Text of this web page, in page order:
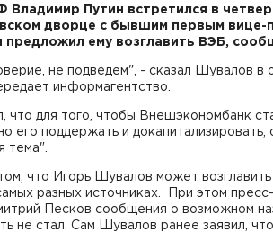
Владимир Путин встретился в
дворце с бывшим первым вице-
предложил ему возглавить ВЭБ,
не подведем", - сказал Шувалов в
информагентство.
что для того, чтобы Внешэкономбанк
его поддержать и докапитализировать,
тема".
что Игорь Шувалов может
разных источниках. При этом
Песков сообщения о возможном
не стал. Сам Шувалов ранее заявил,